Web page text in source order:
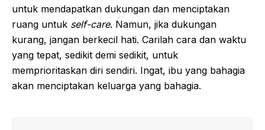
untuk mendapatkan dukungan dan menciptakan
ruang untuk self-care. Namun, jika dukungan
kurang, jangan berkecil hati. Carilah cara dan waktu
yang tepat, sedikit demi sedikit, untuk
memprioritaskan diri sendiri. Ingat, ibu yang bahagia
akan menciptakan keluarga yang bahagia.